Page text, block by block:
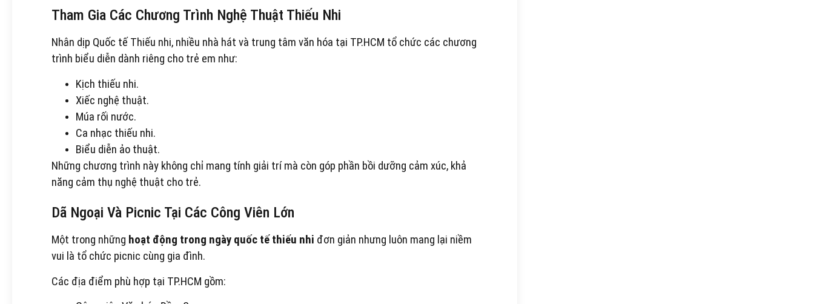
Tham Gia Các Chương Trình Nghệ Thuật Thiếu Nhi
Nhân dịp Quốc tế Thiếu nhi, nhiều nhà hát và trung tâm văn hóa tại TP.HCM tổ chức các chương
trình biểu diễn dành riêng cho trẻ em như:
Kịch thiếu nhi.
Xiếc nghệ thuật.
Múa rối nước.
Ca nhạc thiếu nhi.
Biểu diễn ảo thuật.
Những chương trình này không chỉ mang tính giải trí mà còn góp phần bồi dưỡng cảm xúc, khả
năng cảm thụ nghệ thuật cho trẻ.
Dã Ngoại Và Picnic Tại Các Công Viên Lớn
Một trong những hoạt động trong ngày quốc tế thiếu nhi đơn giản nhưng luôn mang lại niềm
vui là tổ chức picnic cùng gia đình.
Các địa điểm phù hợp tại TP.HCM gồm: